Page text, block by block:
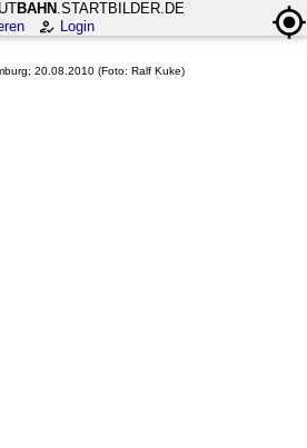
BAHN .STARTBILDER.DE
Login
20.08.2010 (Foto: Ralf Kuke)